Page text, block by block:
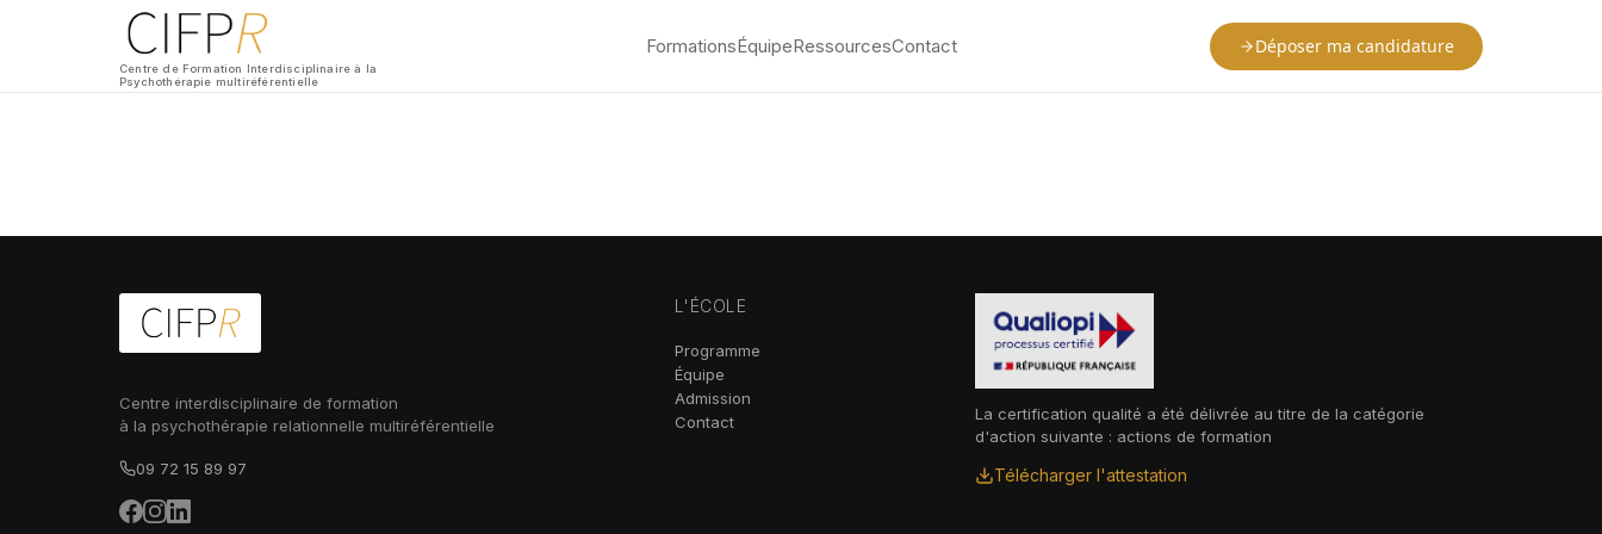
Centre de Formation Interdisciplinaire à la
Psychothérapie multiréférentielle
FormationsÉquipeRessourcesContact Déposer ma candidature
Centre interdisciplinaire de formation
à la psychothérapie relationnelle multiréférentielle
09 72 15 89 97
L'ÉCOLE
Programme
Équipe
Admission
Contact
La certification qualité a été délivrée au titre de la catégorie
d'action suivante : actions de formation
Télécharger l'attestation